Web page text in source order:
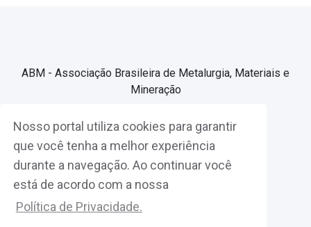
Nosso portal utiliza cookies para garantir
que você tenha a melhor experiência
durante a navegação. Ao continuar você
está de acordo com a nossa
Política de Privacidade.
ABM - Associação Brasileira de Metalurgia, Materiais e
Mineração
Associe-se
Fazer Login